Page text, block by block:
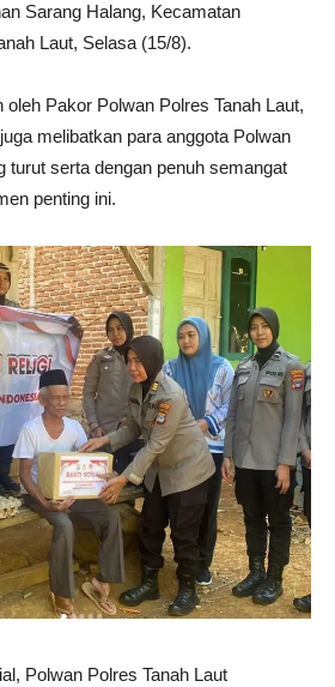
Sarang Halang, Kecamatan
Laut, Selasa (15/8).
oleh Pakor Polwan Polres Tanah Laut,
melibatkan para anggota Polwan
turut serta dengan penuh semangat
penting ini.
Polwan Polres Tanah Laut